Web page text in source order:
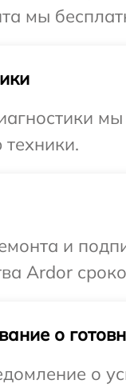
мы
и
Ardor
о
о